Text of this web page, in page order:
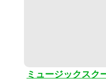
ミュージックスク